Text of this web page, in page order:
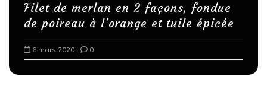
Filet de merlan en 2 façons, fondue
de poireau à l’orange et tuile épicée
6 mars 2020 0